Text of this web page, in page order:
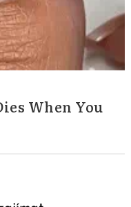
When You